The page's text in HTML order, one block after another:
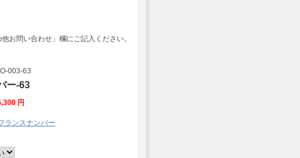
お問い合わせ」欄にご記入ください。
003-63
ー-63
円
ランスナンバー